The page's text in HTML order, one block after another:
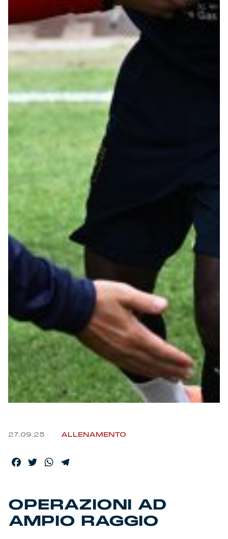
Robe di Kappa x Genoa
Vintage Collection
Red&Blue Voices
Kids
Caffè Boasi x Genoa
Helan x Genoa
Isolani x Genoa
Gift Card Online Store
Fortissimo batte il mio cuor
27.09.25 ALLENAMENTO
Facebook
TwitterWhatsApp
OPERAZIONI AD
AMPIO RAGGIO